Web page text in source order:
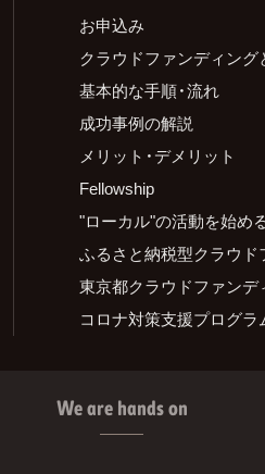
お申込み
クラウドファンディング
基本的な手順・流れ
成功事例の解説
メリット・デメリット
Fellowship
"ローカル"の活動を始め
ふるさと納税型クラウ
東京都クラウドファン
コロナ対策支援プログラ
We are hands on